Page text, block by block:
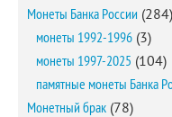
Монеты Банка России (284)
монеты 1992-1996 (3)
монеты 1997-2025 (104)
памятные монеты Банка
Монетный брак (78)